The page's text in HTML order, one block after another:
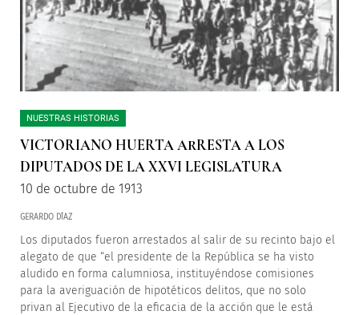
NUESTRAS HISTORIAS
VICTORIANO HUERTA ARRESTA A LOS
DIPUTADOS DE LA XXVI LEGISLATURA
10 de octubre de 1913
GERARDO DÍAZ
Los diputados fueron arrestados al salir de su recinto bajo el
alegato de que “el presidente de la República se ha visto
aludido en forma calumniosa, instituyéndose comisiones
para la averiguación de hipotéticos delitos, que no solo
privan al Ejecutivo de la eficacia de la acción que le está